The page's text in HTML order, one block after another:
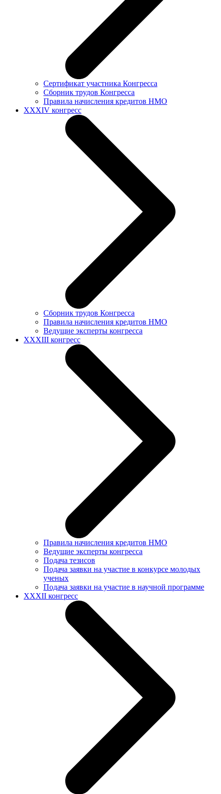
Сертификат участника Конгресса
Сборник трудов Конгресса
Правила начисления кредитов НМО
XXXIV конгресс
Сборник трудов Конгресса
Правила начисления кредитов НМО
Ведущие эксперты конгресса
XXXIII конгресс
Правила начисления кредитов НМО
Ведущие эксперты конгресса
Подача тезисов
Подача заявки на участие в конкурсе молодых
ученых
Подача заявки на участие в научной программе
XXXII конгресс